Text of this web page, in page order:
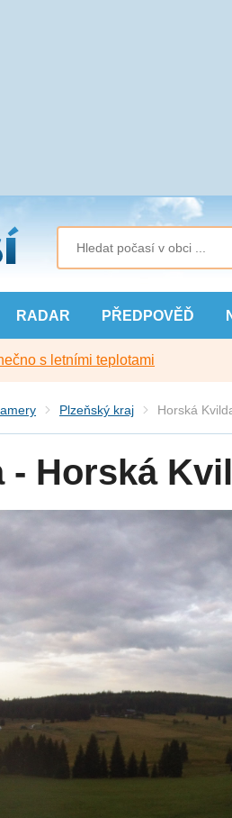
RADAR PŘEDPOVĚĎ
s letními teplotami
Plzeňský kraj Horská
- Horská